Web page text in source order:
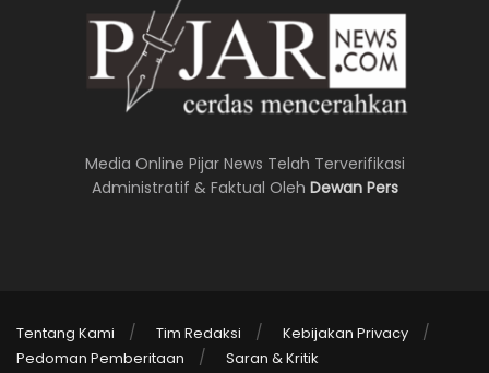
Media Online Pijar News Telah Terverifikasi
Administratif & Faktual Oleh Dewan Pers
Tentang Kami Tim Redaksi
Kebijakan Privacy
Pedoman Pemberitaan
Saran & Kritik